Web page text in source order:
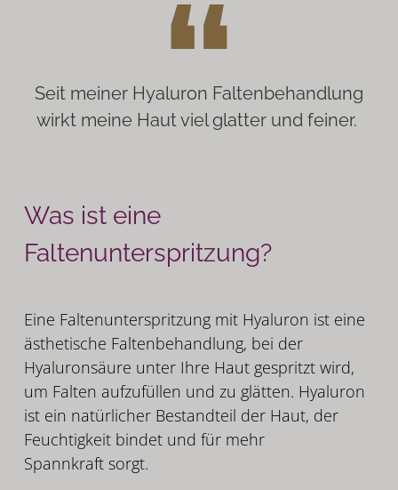
Seit meiner Hyaluron Faltenbehandlung
wirkt meine Haut viel glatter und feiner.
Was ist eine
Faltenunterspritzung?
Eine Faltenunterspritzung mit Hyaluron ist eine
ästhetische Faltenbehandlung, bei der
Hyaluronsäure unter Ihre Haut gespritzt wird,
um Falten aufzufüllen und zu glätten. Hyaluron
ist ein natürlicher Bestandteil der Haut, der
Feuchtigkeit bindet und für mehr
Spannkraft sorgt.